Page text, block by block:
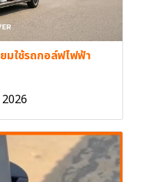
มใช้รถกอล์ฟไฟฟ้า
2026